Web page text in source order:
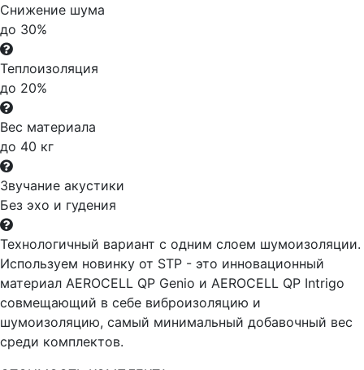
Снижение шума
до 30%
Теплоизоляция
до 20%
Вес материала
до 40 кг
Звучание акустики
Без эхо и гудения
Технологичный вариант с одним слоем шумоизоляции.
Используем новинку от STP - это инновационный
материал AEROCELL QP Genio и AEROCELL QP Intrigo
совмещающий в себе виброизоляцию и
шумоизоляцию, самый минимальный добавочный вес
среди комплектов.